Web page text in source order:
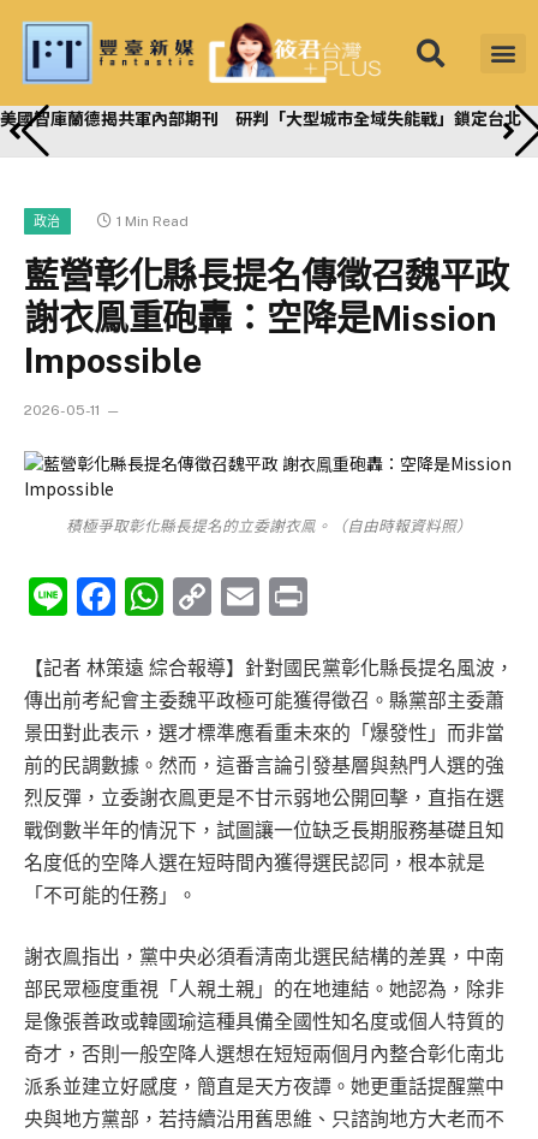
美國智庫蘭德揭共軍內部期刊 研判「大型城市全域失能戰」鎖定台北
政治 1 Min Read
藍營彰化縣長提名傳徵召魏平政
謝衣鳯重砲轟：空降是Mission
Impossible
2026-05-11
積極爭取彰化縣長提名的立委謝衣鳯。（自由時報資料照）
LineFacebook
WhatsApp
CopyEmail
【記者 林策遠 綜合報導】針對國民黨彰化縣長提名風波，
傳出前考紀會主委魏平政極可能獲得徵召。縣黨部主委蕭
景田對此表示，選才標準應看重未來的「爆發性」而非當
前的民調數據。然而，這番言論引發基層與熱門人選的強
烈反彈，立委謝衣鳯更是不甘示弱地公開回擊，直指在選
戰倒數半年的情況下，試圖讓一位缺乏長期服務基礎且知
名度低的空降人選在短時間內獲得選民認同，根本就是
「不可能的任務」。
謝衣鳯指出，黨中央必須看清南北選民結構的差異，中南
部民眾極度重視「人親土親」的在地連結。她認為，除非
是像張善政或韓國瑜這種具備全國性知名度或個人特質的
奇才，否則一般空降人選想在短短兩個月內整合彰化南北
派系並建立好感度，簡直是天方夜譚。她更重話提醒黨中
央與地方黨部，若持續沿用舊思維、只諮詢地方大老而不